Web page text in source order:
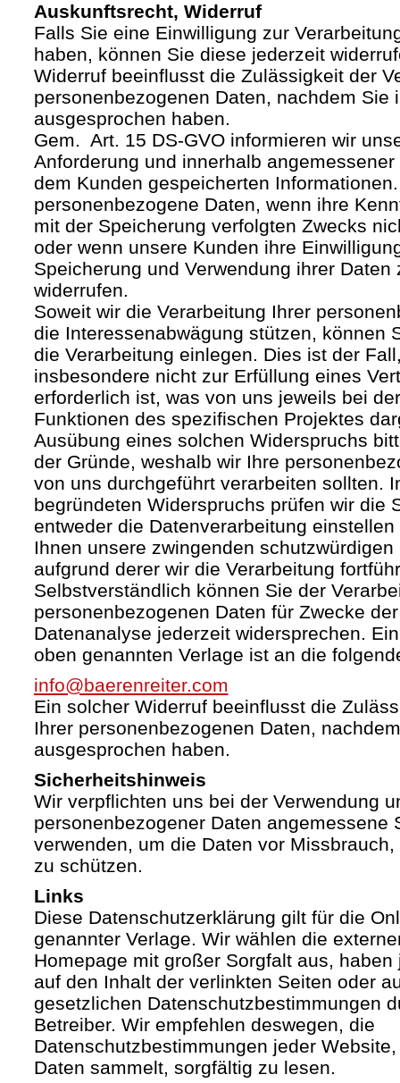
Auskunftsrecht, Widerruf
Falls Sie eine Einwilligung zur
haben, können Sie diese jederzeit
Widerruf beeinflusst die Zulässigkeit der
personenbezogenen Daten, nachdem Sie
ausgesprochen haben.
Gem. Art. 15 DS-GVO informieren wir
Anforderung und innerhalb
dem Kunden gespeicherten
personenbezogene Daten, wenn ihre
mit der Speicherung verfolgten Zwecks
oder wenn unsere Kunden ihre
Speicherung und Verwendung ihrer Daten
widerrufen.
Soweit wir die Verarbeitung Ihrer
die Interessenabwägung stützen, können
die Verarbeitung einlegen. Dies ist der
insbesondere nicht zur Erfüllung eines
erforderlich ist, was von uns jeweils bei
Funktionen des spezifischen Projektes
Ausübung eines solchen Widerspruchs
der Gründe, weshalb wir Ihre
von uns durchgeführt verarbeiten sollten.
begründeten Widerspruchs prüfen wir die
entweder die Datenverarbeitung
Ihnen unsere zwingenden
aufgrund derer wir die Verarbeitung
Selbstverständlich können Sie der
personenbezogenen Daten für Zwecke
Datenanalyse jederzeit widersprechen.
oben genannten Verlage ist an die
info@baerenreiter.com
Ein solcher Widerruf beeinflusst die
Ihrer personenbezogenen Daten,
ausgesprochen haben.
Sicherheitshinweis
Wir verpflichten uns bei der Verwendung
personenbezogener Daten angemessene
verwenden, um die Daten vor
zu schützen.
Links
Diese Datenschutzerklärung gilt für die
genannter Verlage. Wir wählen die
Homepage mit großer Sorgfalt aus,
auf den Inhalt der verlinkten Seiten oder
gesetzlichen Datenschutzbestimmungen
Betreiber. Wir empfehlen deswegen, die
Datenschutzbestimmungen jeder
Daten sammelt, sorgfältig zu lesen.